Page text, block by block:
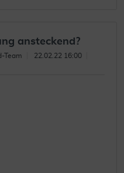
ansteckend?
Team
22.02.22 16:00